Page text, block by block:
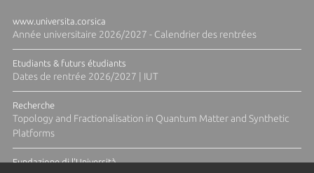
www.universita.corsica
Année universitaire 2026/2027 - Calendrier des rentrées
Etudiants & futurs étudiants
Dates de rentrée 2026/2027 | IUT
Recherche
Topology and Fractionalisation in Quantum Matter and Synthetic
Platforms
Fundazione di l'Università